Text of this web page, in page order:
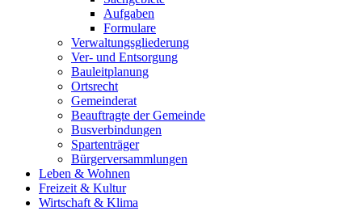
Aufgaben
Formulare
Verwaltungsgliederung
Ver- und Entsorgung
Bauleitplanung
Ortsrecht
Gemeinderat
Beauftragte der Gemeinde
Busverbindungen
Spartenträger
Bürgerversammlungen
Leben & Wohnen
Freizeit & Kultur
Wirtschaft & Klima